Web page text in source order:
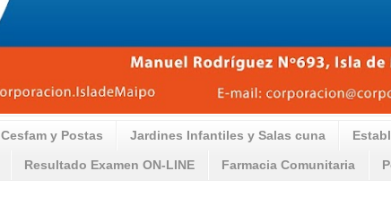
Cesfam y Postas Jardines Infantiles y Salas cuna
Resultado Examen ON-LINE Farmacia Comunitaria